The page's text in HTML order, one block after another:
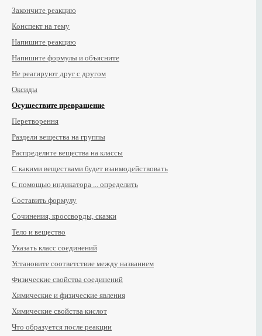
Закончите реакцию
Конспект на тему
Напишите реакцию
Напишите формулы и объясните
Не реагируют друг с другом
Оксиды
Осуществите превращение
Перетворення
Раздели вещества на группы
Распределите вещества на классы
С какими веществами будет взаимодействовать
С помощью индикатора ... определить
Составить формулу
Сочинения, кроссворды, сказки
Тело и вещество
Указать класс соединений
Установите соответствие между названием
Физические свойства соединений
Химические и физические явления
Химические свойства кислот
Что образуется после реакции